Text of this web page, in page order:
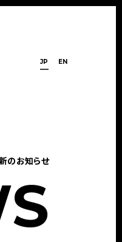
JP EN
のお知らせ
S